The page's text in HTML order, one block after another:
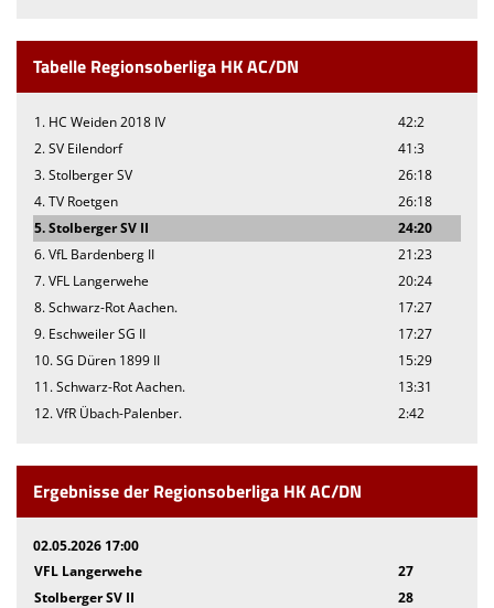
Tabelle Regionsoberliga HK AC/DN
1. HC Weiden 2018 IV
42:2
2. SV Eilendorf
41:3
3. Stolberger SV
26:18
4. TV Roetgen
26:18
5. Stolberger SV II
24:20
6. VfL Bardenberg II
21:23
7. VFL Langerwehe
20:24
8. Schwarz-Rot Aachen.
17:27
9. Eschweiler SG II
17:27
10. SG Düren 1899 II
15:29
11. Schwarz-Rot Aachen.
13:31
12. VfR Übach-Palenber.
2:42
Ergebnisse der Regionsoberliga HK AC/DN
02.05.2026 17:00
VFL Langerwehe
27
Stolberger SV II
28